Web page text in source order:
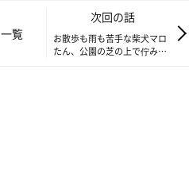
一覧
次回の話
お散歩も雨も苦手な柴犬マロ
たん、公園の芝の上で佇み続